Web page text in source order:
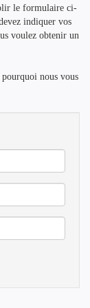
le formulaire ci-
indiquer vos
voulez obtenir un
nous vous